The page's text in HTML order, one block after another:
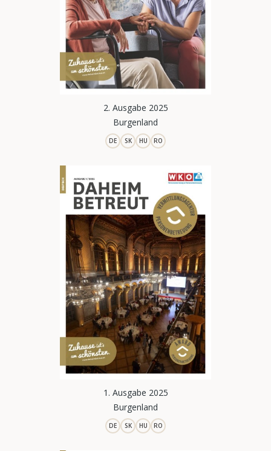
2. Ausgabe 2025
Burgenland
DE SK HU RO
1. Ausgabe 2025
Burgenland
DE SK HU RO